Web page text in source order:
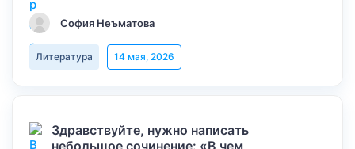
София Неъматова
Литература 14 мая, 2026
Здравствуйте, нужно написать
небольшое сочинение: «В чем